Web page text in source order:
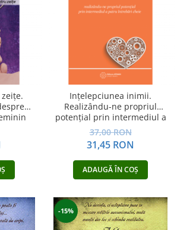
Ințelepciunea inimii.
Realizându-ne propriul
potențial prin intermediul a
patru întrebări cheie
37,00 RON
31,45 RON
ADAUGĂ ÎN COȘ
-15%